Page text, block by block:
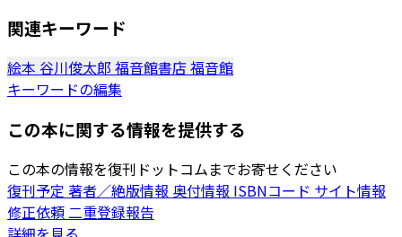
関連キーワード
絵本 谷川俊太郎 福音館書店福音館
キーワードの編集
この本に関する情報を提供する
この本の情報を復刊ドットコムまでお寄せください
復刊予定 著者／絶版情報 奥付情報 ISBNコード サイト情報
修正依頼 二重登録報告